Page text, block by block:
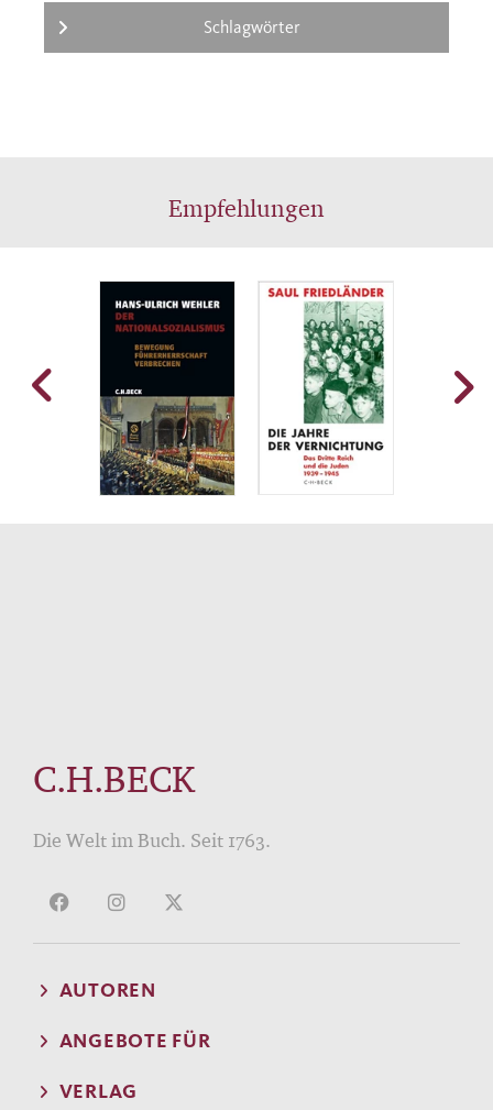
Schlagwörter
Empfehlungen
C.H.BECK
Die Welt im Buch. Seit 1763.
AUTOREN
ANGEBOTE FÜR
VERLAG